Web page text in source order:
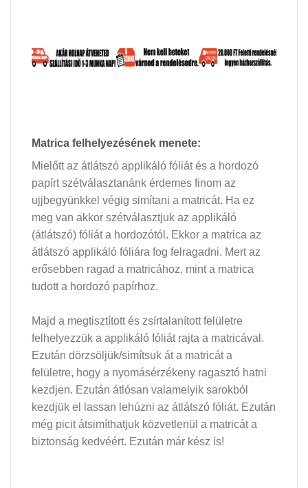
Matrica felhelyezésének menete:
Mielőtt az átlátszó applikáló fóliát és a hordozó
papírt szétválasztanánk érdemes finom az
ujjbegyünkkel végig simítani a matricát. Ha ez
meg van akkor szétválasztjuk az applikáló
(átlátszó) fóliát a hordozótól. Ekkor a matrica az
átlátszó applikáló fóliára fog felragadni. Mert az
erősebben ragad a matricához, mint a matrica
tudott a hordozó papírhoz.
Majd a megtisztított és zsírtalanított felületre
felhelyezzük a applikáló fóliát rajta a matricával.
Ezután dörzsöljük/simítsuk át a matricát a
felületre, hogy a nyomásérzékeny ragasztó hatni
kezdjen. Ezután átlósan valamelyik sarokból
kezdjük el lassan lehúzni az átlátszó fóliát. Ezután
még picit átsimíthatjuk közvetlenül a matricát a
biztonság kedvéért. Ezután már kész is!